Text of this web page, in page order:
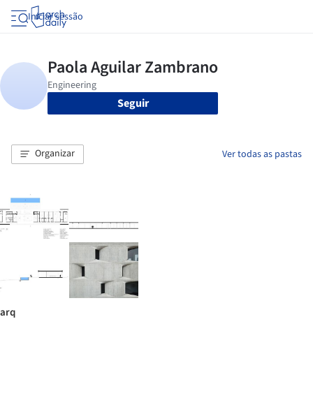
Iniciar sessão
Seguir
Organizar Ver todas as pastas
arq